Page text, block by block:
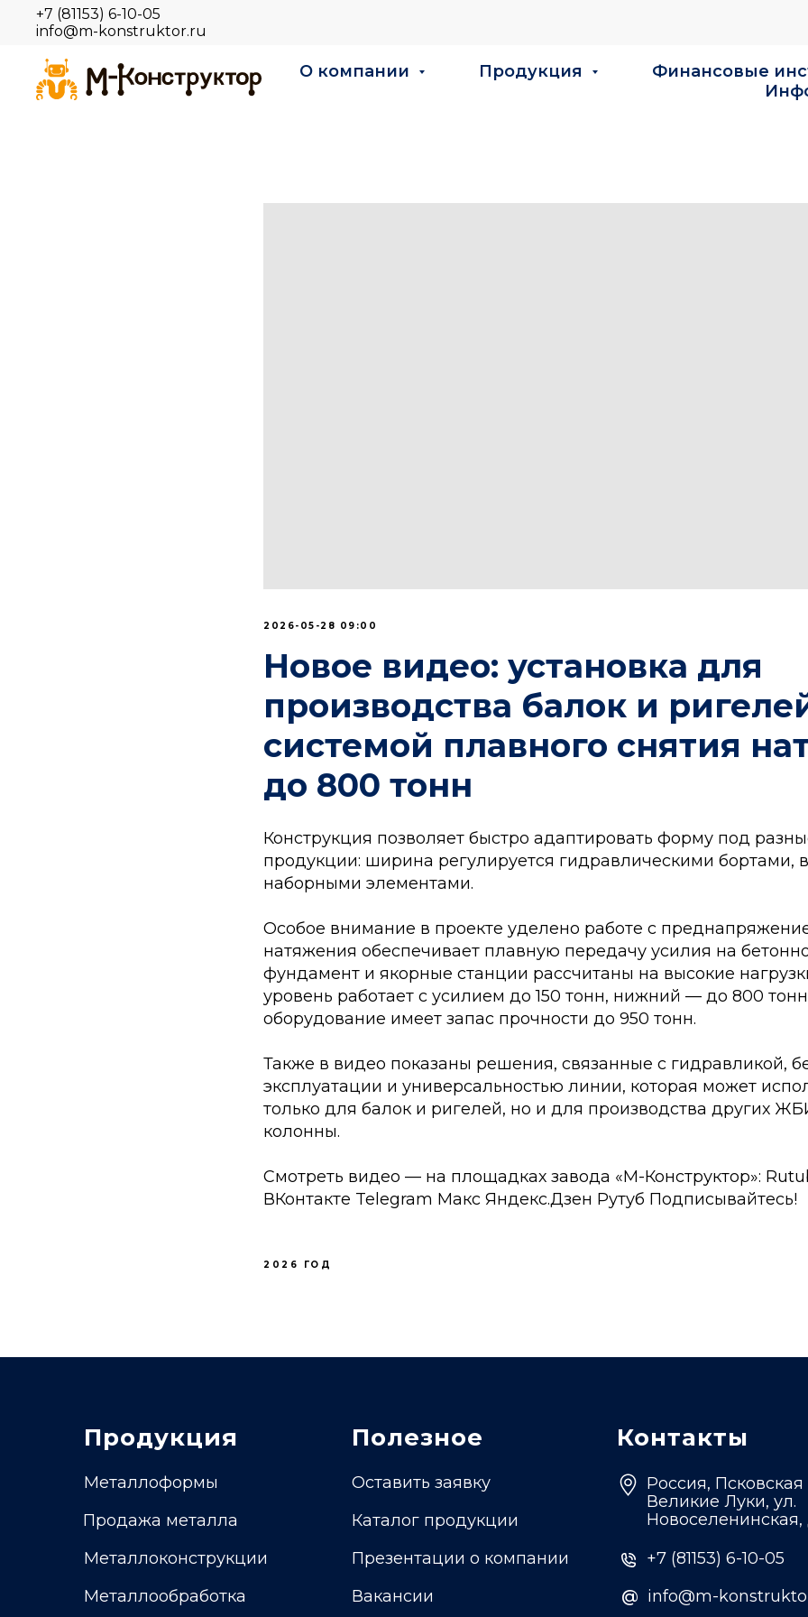
+7 (81153) 6-10-05
info@m-konstruktor.ru
О компании Продукция Финансовые
2026-05-28 09:00
Новое видео: установка для
производства балок и
системой плавного снятия
до 800 тонн
Конструкция позволяет быстро адаптировать форму под
продукции: ширина регулируется гидравлическими бортами,
наборными элементами.
Особое внимание в проекте уделено работе с
натяжения обеспечивает плавную передачу усилия на
фундамент и якорные станции рассчитаны на высокие
уровень работает с усилием до 150 тонн, нижний — до 800
оборудование имеет запас прочности до 950 тонн.
Также в видео показаны решения, связанные с гидравликой,
эксплуатации и универсальностью линии, которая может
только для балок и ригелей, но и для производства других
колонны.
Смотреть видео — на площадках завода «М-Конструктор»:
ВКонтакте Telegram Макс Яндекс.Дзен Рутуб Подписывайтесь!
2026 ГОД
Контакты
Россия, Псковская
Великие Луки, ул.
Новоселенинская,
@
@ info@m-
+7 (81153) 6-10-05
Полезное
Вакансии
Презентации о компании
Продукция
Продажа металла
Металлообработка
Металлоформы
Металлоконструкции
Оставить заявку
Каталог продукции